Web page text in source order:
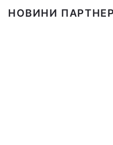
НОВИНИ